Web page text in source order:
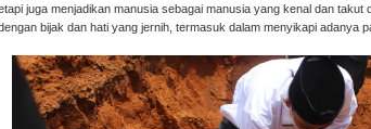
juga menjadikan manusia sebagai manusia yang kenal dan
bijak dan hati yang jernih, termasuk dalam menyikapi adanya